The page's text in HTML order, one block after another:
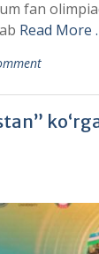
fan
Read More